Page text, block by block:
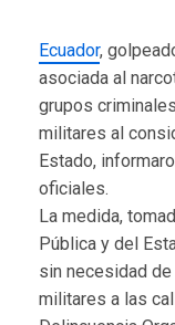
Ecuador,
asociada al
grupos
militares al
Estado,
oficiales.
La medida,
Pública y del
sin necesidad
militares a las